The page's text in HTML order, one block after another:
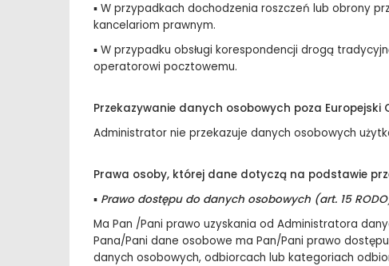
▪ W przypadkach dochodzenia roszczeń lub obrony
kancelariom prawnym.
▪ W przypadku obsługi korespondencji drogą
operatorowi pocztowemu.
Przekazywanie danych osobowych poza Europejski
Administrator nie przekazuje danych osobowych
Prawa osoby, której dane dotyczą na podstawie
▪ Prawo dostępu do danych osobowych (art. 15
Ma Pan /Pani prawo uzyskania od Administratora
Pana/Pani dane osobowe ma Pan/Pani prawo
danych osobowych, odbiorcach lub kategoriach